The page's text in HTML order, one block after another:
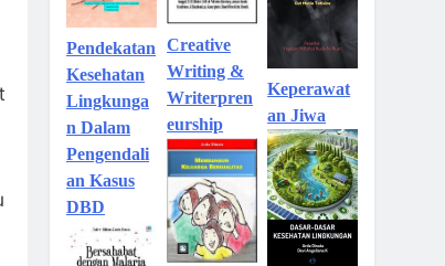
Pendekatan
Kesehatan
Lingkunga
n Dalam
Pengendali
an Kasus
DBD
Creative
Writing &
Writerpren
eurship
Keperawat
an Jiwa